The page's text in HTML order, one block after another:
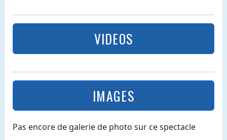
VIDEOS
IMAGES
Pas encore de galerie de photo sur ce spectacle